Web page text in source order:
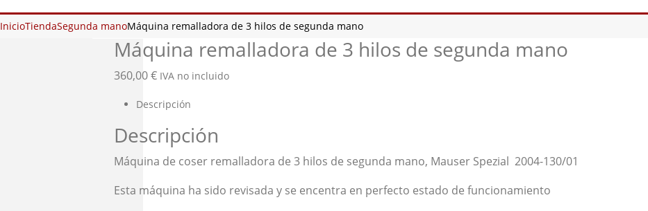
InicioTiendaSegunda manoMáquina remalladora de 3 hilos de segunda mano
Máquina remalladora de 3 hilos de segunda mano
360,00€ IVA no incluido
Descripción
Descripción
Máquina de coser remalladora de 3 hilos de segunda mano, Mauser Spezial 2004-130/01
Esta máquina ha sido revisada y se encentra en perfecto estado de funcionamiento